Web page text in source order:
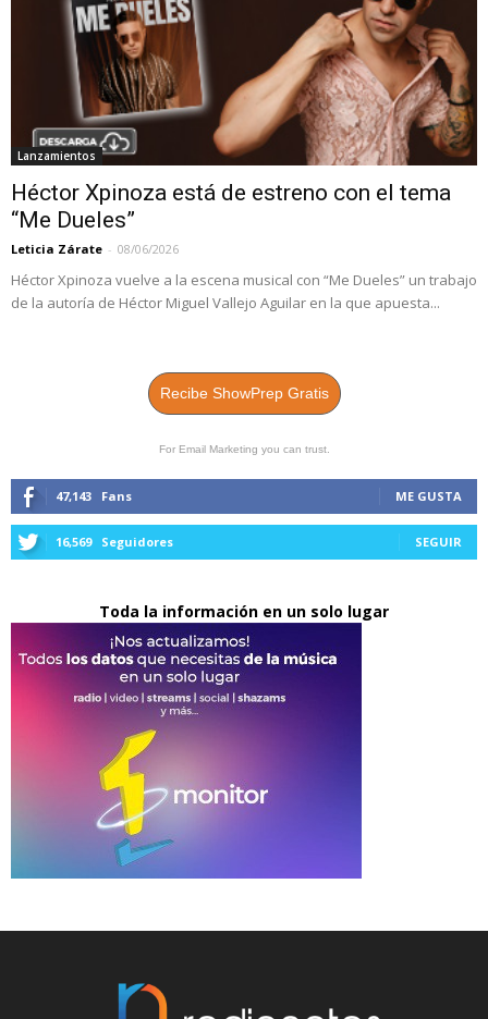
Lanzamientos
Héctor Xpinoza está de estreno con el tema
“Me Dueles”
Leticia Zárate - 08/06/2026
Héctor Xpinoza vuelve a la escena musical con “Me Dueles” un trabajo
de la autoría de Héctor Miguel Vallejo Aguilar en la que apuesta...
Recibe ShowPrep Gratis
For Email Marketing you can trust.
47,143 Fans ME GUSTA
16,569 Seguidores SEGUIR
Toda la información en un solo lugar